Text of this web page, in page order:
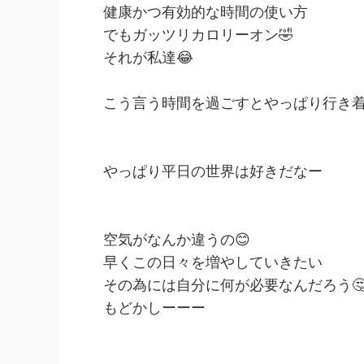
健康かつ有効的な時間の使い方
でもガッツリカロリーオン🤣
それが私達😂
こう言う時間を過ごすとやっぱり行き
やっぱり平日の世界は好きだなー
空気がなんか違うの😊
早くこの日々を増やしていきたい
その為には自分に何が必要なんだろう
もどかしーーー